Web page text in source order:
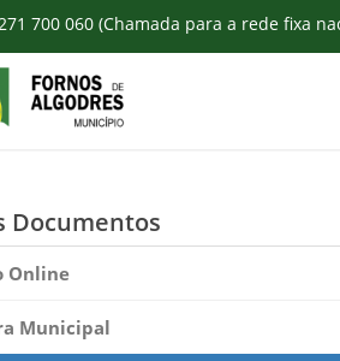
700 060 (Chamada para a rede fixa
Documentos
Online
Municipal